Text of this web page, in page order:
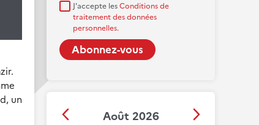
J'accepte lesConditions de
traitement des données
personnelles.
Août 2026
un